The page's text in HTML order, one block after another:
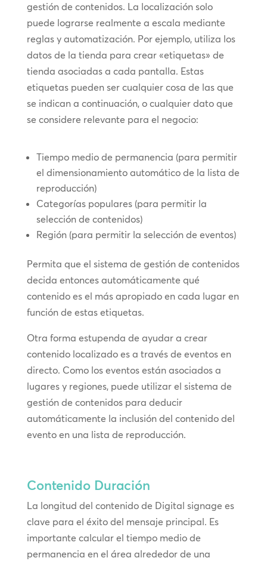
gestión de contenidos. La localización solo
puede lograrse realmente a escala mediante
reglas y automatización. Por ejemplo, utiliza los
datos de la tienda para crear «etiquetas» de
tienda asociadas a cada pantalla. Estas
etiquetas pueden ser cualquier cosa de las que
se indican a continuación, o cualquier dato que
se considere relevante para el negocio:
Tiempo medio de permanencia (para permitir
el dimensionamiento automático de la lista de
reproducción)
Categorías populares (para permitir la
selección de contenidos)
Región (para permitir la selección de eventos)
Permita que el sistema de gestión de contenidos
decida entonces automáticamente qué
contenido es el más apropiado en cada lugar en
función de estas etiquetas.
Otra forma estupenda de ayudar a crear
contenido localizado es a través de eventos en
directo. Como los eventos están asociados a
lugares y regiones, puede utilizar el sistema de
gestión de contenidos para deducir
automáticamente la inclusión del contenido del
evento en una lista de reproducción.
Contenido Duración
La longitud del contenido de Digital signage es
clave para el éxito del mensaje principal. Es
importante calcular el tiempo medio de
permanencia en el área alrededor de una